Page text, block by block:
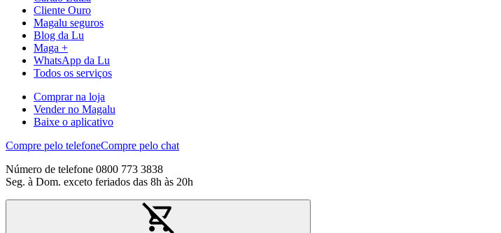
Cliente Ouro
Magalu seguros
Blog da Lu
Maga +
WhatsApp da Lu
Todos os serviços
Comprar na loja
Vender no Magalu
Baixe o aplicativo
Compre pelo telefoneCompre pelo chat
Número de telefone 0800 773 3838
Seg. à Dom. exceto feriados das 8h às 20h